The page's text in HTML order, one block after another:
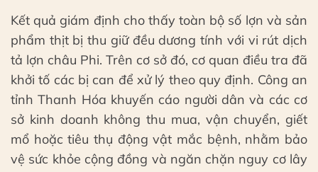
Kết quả giám định cho thấy toàn bộ số lợn và sản
phẩm thịt bị thu giữ đều dương tính với vi rút dịch
tả lợn châu Phi. Trên cơ sở đó, cơ quan điều tra đã
khởi tố các bị can để xử lý theo quy định. Công an
tỉnh Thanh Hóa khuyến cáo người dân và các cơ
sở kinh doanh không thu mua, vận chuyển, giết
mổ hoặc tiêu thụ động vật mắc bệnh, nhằm bảo
vệ sức khỏe cộng đồng và ngăn chặn nguy cơ lây